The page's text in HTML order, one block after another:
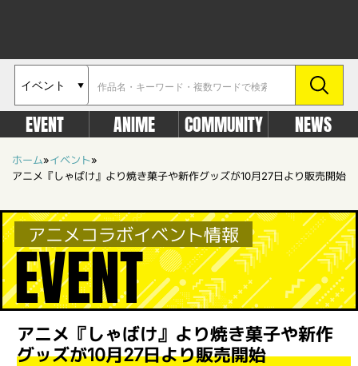
EVENT ANIME COMMUNITY NEWS
ホーム»イベント»
アニメ『しゃばけ』より焼き菓子や新作グッズが10月27日より販売開始
アニメコラボイベント情報
EVENT
アニメ『しゃばけ』より焼き菓子や新作
グッズが10月27日より販売開始